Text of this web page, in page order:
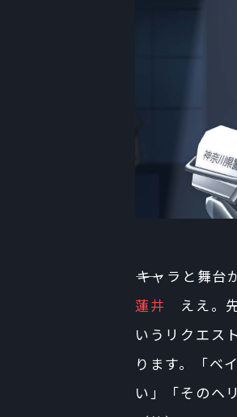
――キャラと舞
蓮井
ええ。
いうリクエス
ります。「ベ
い」「そのヘ